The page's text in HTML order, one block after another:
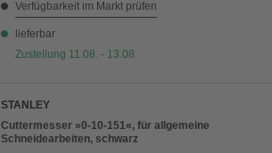
Verfügbarkeit im Markt prüfen
lieferbar
Zustellung 11.08. - 13.08.
STANLEY
Cuttermesser »0-10-151«, für allgemeine
Schneidearbeiten, schwarz